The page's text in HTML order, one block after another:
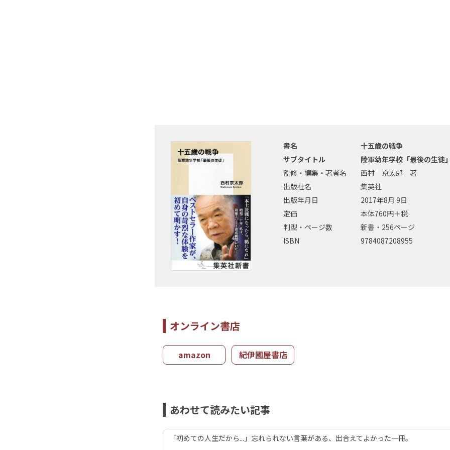
書名
十五歳の戦争
サブタイトル
陸軍幼年学校「最後の生徒
監修・編集・著者名
西村 京太郎 著
出版社名
集英社
出版年月日
2017年8月 9日
定価
本体760円＋税
判型・ページ数
新書・256ページ
ISBN
9784087208955
オンライン書店
amazon 紀伊國屋書店
あわせて読みたい記事
「初めての人生だから...」忘れられない言葉がある、出合えてよかった一冊。